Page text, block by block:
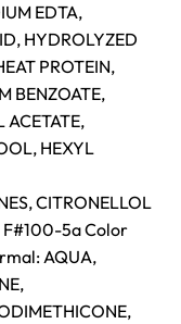
EDTA,
HYDROLYZED
PROTEIN,
BENZOATE,
ACETATE,
HEXYL
CITRONELLOL
F#100-5a Color
AQUA,